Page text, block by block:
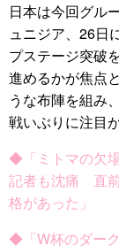
日本は今回グル
ュニジア、26日
プステージ突破
進めるかが焦点
うな布陣を組み
戦いぶりに注目
◆「ミトマの欠
記者も沈痛 直前
格があった」
◆「W杯のダー